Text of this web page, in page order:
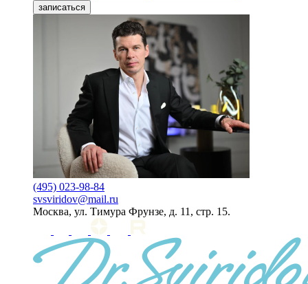
записаться
(495) 023-98-84
svsviridov@mail.ru
Москва, ул. Тимура Фрунзе, д. 11, стр. 15.